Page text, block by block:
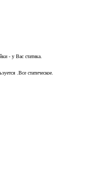
- у Вас статика.
.Все статическое.